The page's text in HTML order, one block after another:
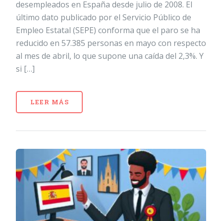
desempleados en España desde julio de 2008. El
último dato publicado por el Servicio Público de
Empleo Estatal (SEPE) conforma que el paro se ha
reducido en 57.385 personas en mayo con respecto
al mes de abril, lo que supone una caída del 2,3%. Y
si […]
LEER MÁS